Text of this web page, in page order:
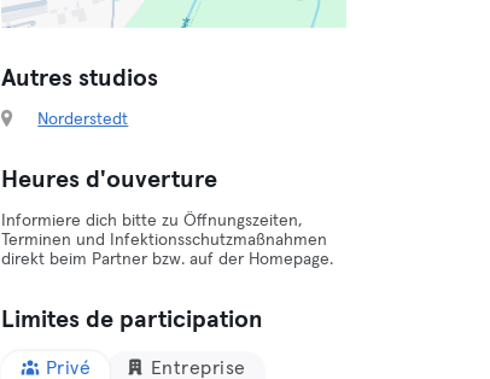
Autres studios
Norderstedt
Heures d'ouverture
Informiere dich bitte zu Öffnungszeiten,
Terminen und Infektionsschutzmaßnahmen
direkt beim Partner bzw. auf der Homepage.
Limites de participation
Privé Entreprise